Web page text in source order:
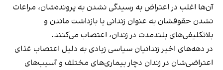
آن‌ها اغلب در اعتراض به رسیدگی نشدن به پرونده‌شان، مراعات
نشدن حقوقشان به عنوان زندانی یا بازداشت ماندن و
بلاتکلیفی‌های بلندمدت در زندان، اعتصاب می‌کنند.
در دهه‌های اخیر زندانیان سیاسی زیادی به دلیل اعتصاب غذای
اعتراضی‌شان در زندان دچار بیماری‌های مختلف و آسیب‌های